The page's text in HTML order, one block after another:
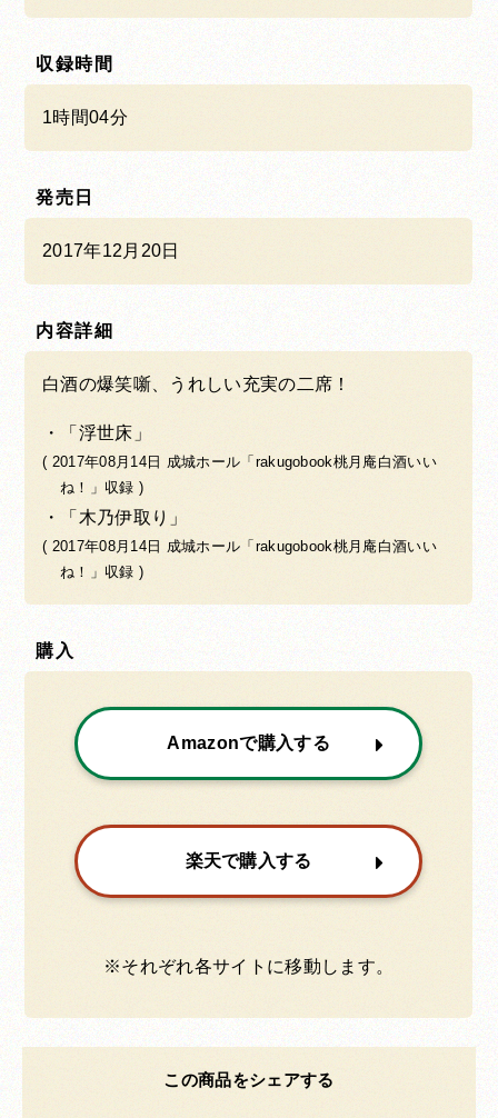
収録時間
1時間04分
発売日
2017年12月20日
内容詳細
白酒の爆笑噺、うれしい充実の二席！
「浮世床」
( 2017年08月14日 成城ホール「rakugobook桃月庵白酒いい
ね！」収録 )
「木乃伊取り」
( 2017年08月14日 成城ホール「rakugobook桃月庵白酒いい
ね！」収録 )
購入
Amazonで購入する
楽天で購入する
※それぞれ各サイトに移動します。
この商品をシェアする